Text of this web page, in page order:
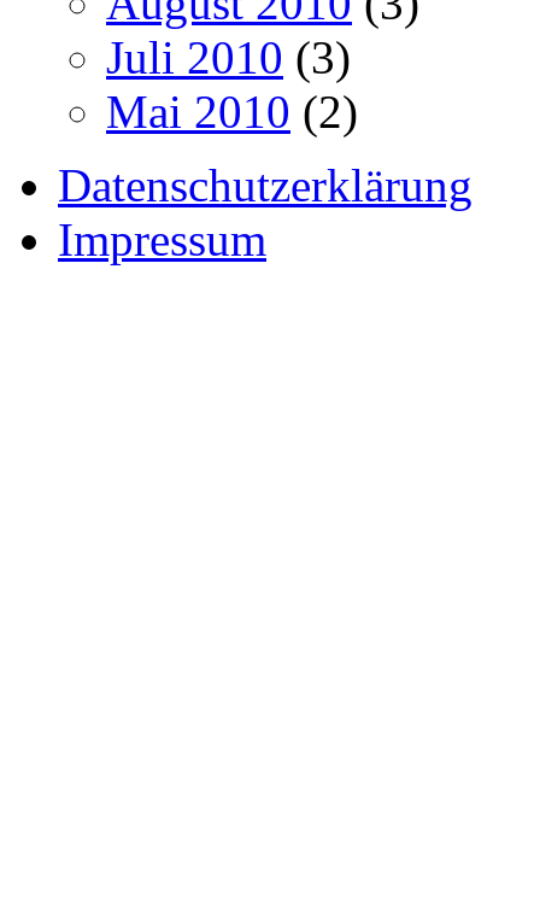
Juli 2010 (3)
Mai 2010 (2)
Datenschutzerklärung
Impressum